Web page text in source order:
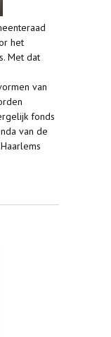
het
Met dat
van
fonds
van de
Haarlem voor